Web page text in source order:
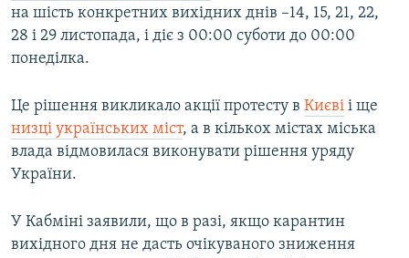
на шість конкретних вихідних днів –14, 15, 21, 22,
28 і 29 листопада, і діє з 00:00 суботи до 00:00
понеділка.
Це рішення викликало акції протесту в Києві і ще
низці українських міст, а в кількох містах міська
влада відмовилася виконувати рішення уряду
України.
У Кабміні заявили, що в разі, якщо карантин
вихідного дня не дасть очікуваного зниження